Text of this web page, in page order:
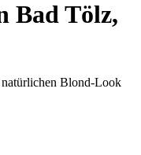
Bad Tölz,
natürlichen Blond-Look